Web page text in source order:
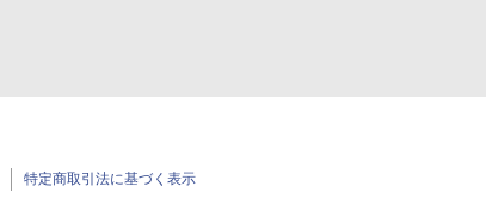
特定商取引法に基づく表示